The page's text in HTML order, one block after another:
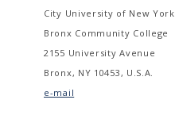
City University of New York
Bronx Community College
2155 University Avenue
Bronx, NY 10453, U.S.A.
e-mail